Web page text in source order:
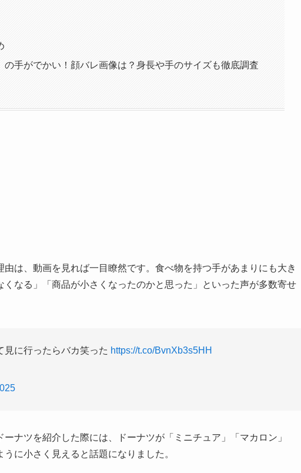
の手がでかい！顔バレ画像は？身長や手のサイズも徹底調査
は、動画を見れば一目瞭然です。食べ物を持つ手があまりにも大き
なる」「商品が小さくなったのかと思った」といった声が多数寄せ
見に行ったらバカ笑った https://t.co/BvnXb3s5HH
ナツを紹介した際には、ドーナツが「ミニチュア」「マカロン」
に小さく見えると話題になりました。